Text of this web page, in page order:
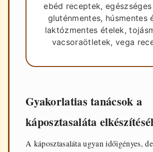
ebéd receptek,
gluténmentes, húsmentes
laktózmentes ételek,
vacsoraötletek, vega
Gyakorlatias tanácsok a
káposztasaláta
A káposztasaláta ugyan időigényes,